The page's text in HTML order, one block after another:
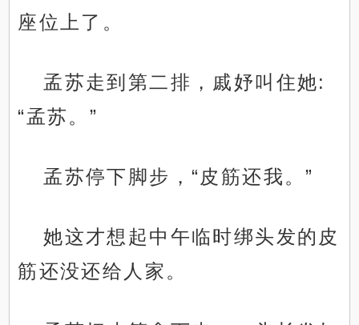
座位上了。
孟苏走到第二排，戚妤叫住她:
“孟苏。”
孟苏停下脚步，“皮筋还我。”
她这才想起中午临时绑头发的皮
筋还没还给人家。